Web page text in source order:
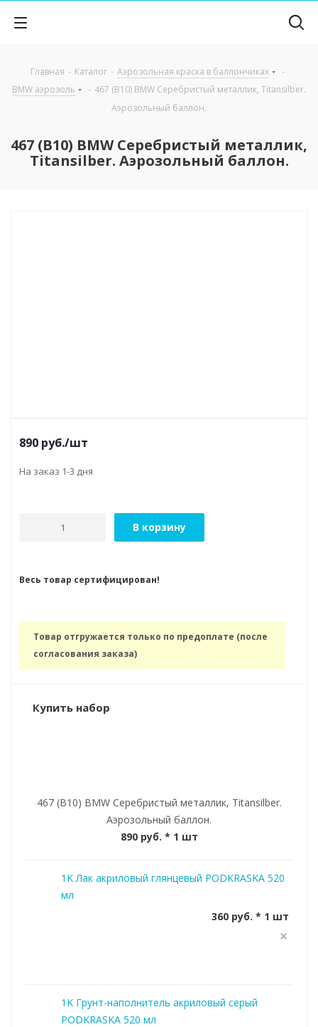
Главная - Каталог - Аэрозольная краска в баллончиках
-
BMW аэрозоль
- 467 (B10) BMW Серебристый металлик, Titansilber.
Аэрозольный баллон.
467 (B10) BMW Серебристый металлик,
Titansilber. Аэрозольный баллон.
890 руб./шт
На заказ 1-3 дня
В корзину
Весь товар сертифицирован!
Товар отгружается только по предоплате (после
согласования заказа)
Купить набор
467 (B10) BMW Серебристый металлик, Titansilber.
Аэрозольный баллон.
890 руб. * 1 шт
1K Лак акриловый глянцевый PODKRASKA 520
мл
360 руб. * 1 шт
1K Грунт-наполнитель акриловый серый
PODKRASKA 520 мл